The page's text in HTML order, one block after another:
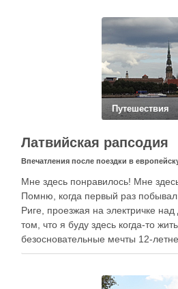
Путешествия
Латвийская рапсодия
Впечатления после поездки в
Мне здесь понравилось! Мне
Помню, когда первый раз побывал
Риге, проезжая на электричке
том, что я буду здесь когда-то
безосновательные мечты 12-
более, чем 30 лет, воплотились в